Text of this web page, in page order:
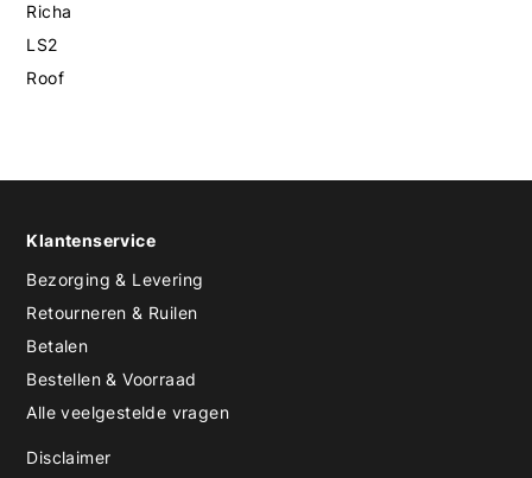
Richa
LS2
Roof
Klantenservice
Bezorging & Levering
Retourneren & Ruilen
Betalen
Bestellen & Voorraad
Alle veelgestelde vragen
Disclaimer